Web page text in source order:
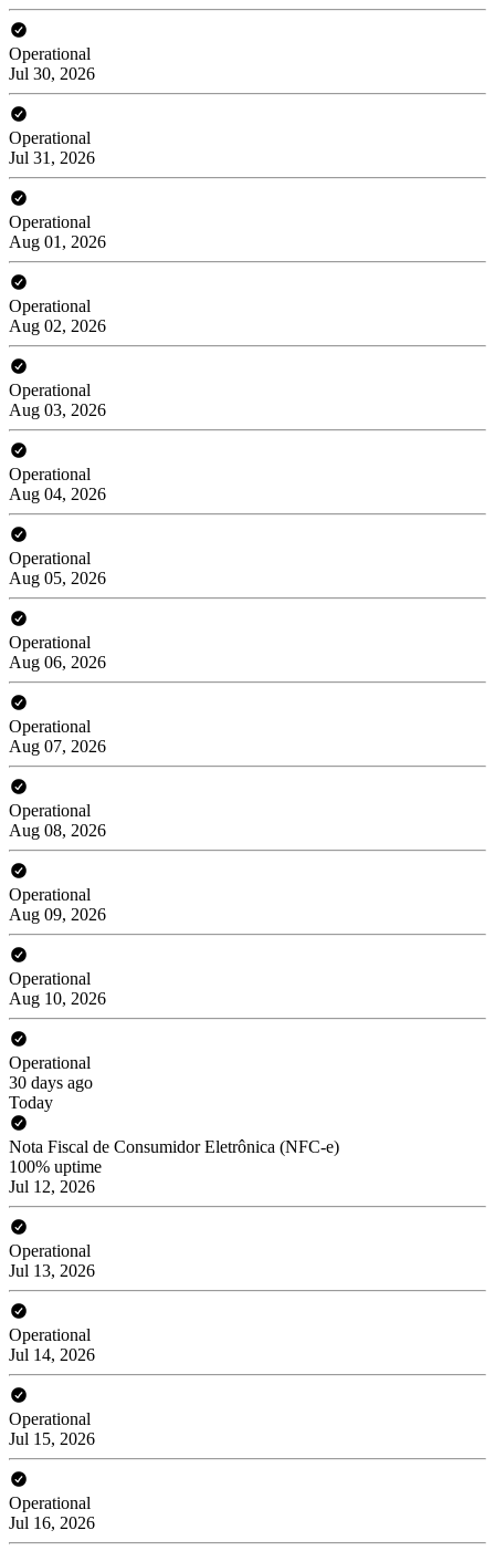
Operational
Jul 30, 2026
Operational
Jul 31, 2026
Operational
Aug 01, 2026
Operational
Aug 02, 2026
Operational
Aug 03, 2026
Operational
Aug 04, 2026
Operational
Aug 05, 2026
Operational
Aug 06, 2026
Operational
Aug 07, 2026
Operational
Aug 08, 2026
Operational
Aug 09, 2026
Operational
Aug 10, 2026
Operational
30 days ago
Today
Nota Fiscal de Consumidor Eletrônica (NFC-e)
100% uptime
Jul 12, 2026
Operational
Jul 13, 2026
Operational
Jul 14, 2026
Operational
Jul 15, 2026
Operational
Jul 16, 2026